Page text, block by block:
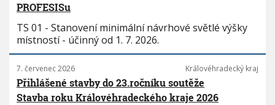
PROFESISu
TS 01 - Stanovení minimální návrhové světlé výšky
místností - účinný od 1. 7. 2026.
7. červenec 2026 Královéhradecký kraj
Přihlášené stavby do 23.ročníku soutěže
Stavba roku Královéhradeckého kraje 2026